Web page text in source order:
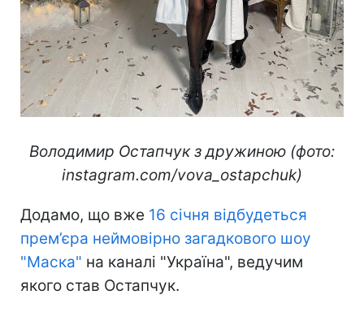
Володимир Остапчук з дружиною (фото:
instagram.com/vova_ostapchuk)
Додамо, що вже 16 січня відбудеться
прем’єра неймовірно загадкового шоу
"Маска" на каналі "Україна", ведучим
якого став Остапчук.